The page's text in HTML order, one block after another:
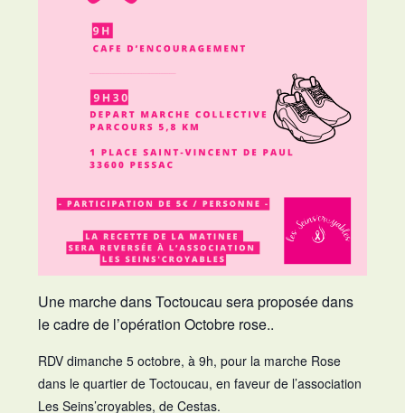
Une marche dans Toctoucau sera proposée dans
le cadre de l’opération Octobre rose..
RDV dimanche 5 octobre, à 9h, pour la marche Rose
dans le quartier de Toctoucau, en faveur de l’association
Les Seins’croyables, de Cestas.